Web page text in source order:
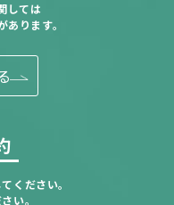
しては
ります。
ください。
い。